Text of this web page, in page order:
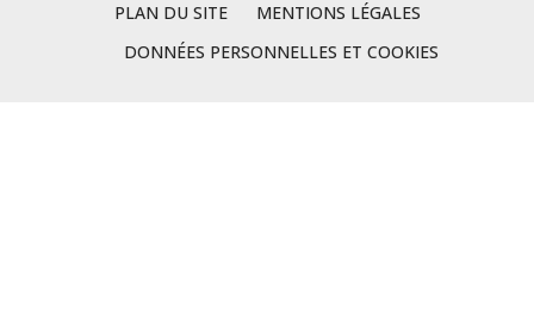
PLAN DU SITE
MENTIONS LÉGALES
DONNÉES PERSONNELLES ET COOKIES